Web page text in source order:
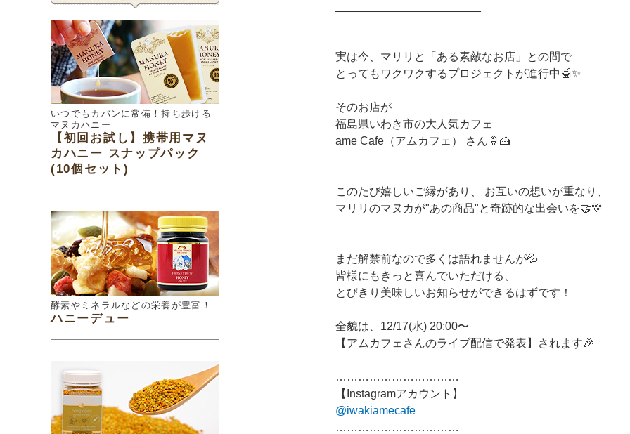
いつでもカバンに常備！持ち歩ける
マヌカハニー
【初回お試し】携帯用マヌ
カハニー スナップパック
(10個セット)
酵素やミネラルなどの栄養が豊富！
ハニーデュー
実は今、マリリと「ある素敵なお店」との間で
とってもワクワクするプロジェクトが進行中🍯✨
そのお店が
福島県いわき市の大人気カフェ
ame Cafe（アムカフェ） さん🍦🍰
このたび嬉しいご縁があり、 お互いの想いが重なり、
マリリのマヌカが"あの商品"と奇跡的な出会いを🤝💛
まだ解禁前なので多くは語れませんが💦
皆様にもきっと喜んでいただける、
とびきり美味しいお知らせができるはずです！
全貌は、12/17(水) 20:00〜
【アムカフェさんのライブ配信で発表】されます🎉
【Instagramアカウント】
@iwakiamecafe